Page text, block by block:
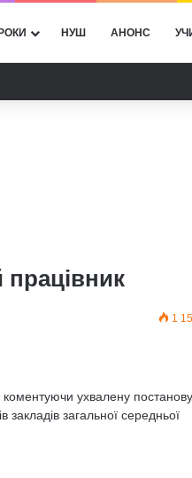
НУШ АНОНС
1
ухвалену постанову
загальної середньої